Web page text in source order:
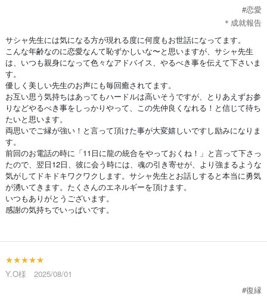
#恋愛
＊成就報告
サシャ先生には気になる方が現れる度に何度もお世話になってます。
こんな年齢なのに恋愛なんて恥ずかしいな〜と思いますが、サシャ先生
は、いつも親身になって色々なアドバイス、やるべき事を伝えて下さいま
す。
優しく美しい先生のお声にも毎回癒されてます。
お互い思う気持ちはあってもハードルは高いそうですが、とりあえずお参
りなどやるべき事をしっかりやって、この先仲良くなれる！と信じて待ち
たいと思います。
両思いでご縁が強い！と言って頂けた事が大変嬉しいですし励みになりま
す。
前回のお電話の時に「11日に龍の統合をやっておくね！」と言って下さっ
たので、翌日12日、彼に会う時には、魂の引き寄せが、より強まるような
気がしてドキドキワクワクします。サシャ先生とお話しすると本当に勇気
が湧いてきます。たくさんのエネルギーを頂けます。
いつもありがとうございます。
感謝の気持ちでいっぱいです。
★★★★★
Y.O様 2025/08/01
#復縁